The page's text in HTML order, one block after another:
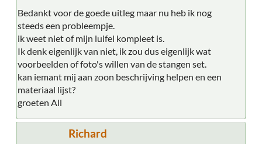
Bedankt voor de goede uitleg maar nu heb ik nog
steeds een probleempje.
ik weet niet of mijn luifel kompleet is.
Ik denk eigenlijk van niet, ik zou dus eigenlijk wat
voorbeelden of foto's willen van de stangen set.
kan iemant mij aan zoon beschrijving helpen en een
materiaal lijst?
groeten All
Richard